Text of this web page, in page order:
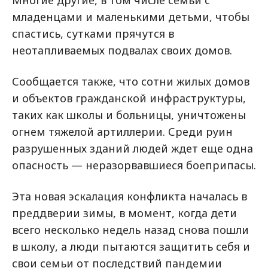
младенцами и маленькими детьми, чтобы
спастись, сутками прячутся в
неотапливаемых подвалах своих домов.
Сообщается также, что сотни жилых домов
и объектов гражданской инфраструктуры,
таких как школы и больницы, уничтожены
огнем тяжелой артиллерии. Среди руин
разрушенных зданий людей ждет еще одна
опасность — неразорвавшиеся боеприпасы.
Эта новая эскалация конфликта началась в
преддверии зимы, в момент, когда дети
всего несколько недель назад снова пошли
в школу, а люди пытаются защитить себя и
свои семьи от последствий пандемии